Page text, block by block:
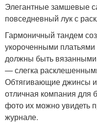
Элегантные замшевые
повседневный лук с
Гармоничный тандем
укороченными
должны быть вязанными
— слегка
Обтягивающие джинсы
отличная компания для
фото их можно увидеть
журнале.